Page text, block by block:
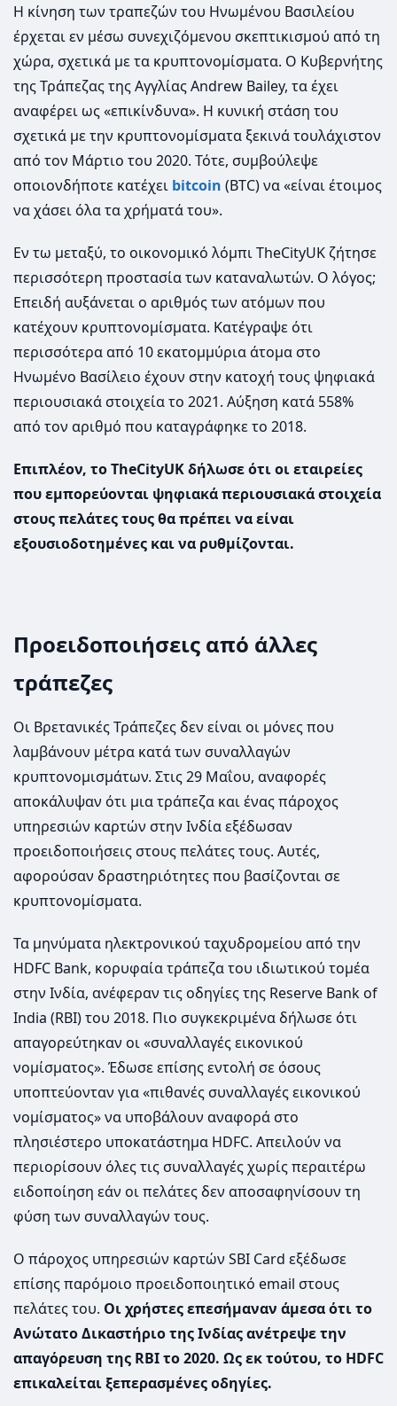
Η κίνηση των τραπεζών του Ηνωμένου Βασιλείου
έρχεται εν μέσω συνεχιζόμενου σκεπτικισμού από τη
χώρα, σχετικά με τα κρυπτονομίσματα. Ο Κυβερνήτης
της Τράπεζας της Αγγλίας Andrew Bailey, τα έχει
αναφέρει ως «επικίνδυνα». Η κυνική στάση του
σχετικά με την κρυπτονομίσματα ξεκινά τουλάχιστον
από τον Μάρτιο του 2020. Τότε, συμβούλεψε
οποιονδήποτε κατέχει bitcoin (BTC) να «είναι έτοιμος
να χάσει όλα τα χρήματά του».
Εν τω μεταξύ, το οικονομικό λόμπι TheCityUK ζήτησε
περισσότερη προστασία των καταναλωτών. Ο λόγος;
Επειδή αυξάνεται ο αριθμός των ατόμων που
κατέχουν κρυπτονομίσματα. Κατέγραψε ότι
περισσότερα από 10 εκατομμύρια άτομα στο
Ηνωμένο Βασίλειο έχουν στην κατοχή τους ψηφιακά
περιουσιακά στοιχεία το 2021. Αύξηση κατά 558%
από τον αριθμό που καταγράφηκε το 2018.
Επιπλέον, το TheCityUK δήλωσε ότι οι εταιρείες
που εμπορεύονται ψηφιακά περιουσιακά στοιχεία
στους πελάτες τους θα πρέπει να είναι
εξουσιοδοτημένες και να ρυθμίζονται.
Προειδοποιήσεις από άλλες
τράπεζες
Οι Βρετανικές Τράπεζες δεν είναι οι μόνες που
λαμβάνουν μέτρα κατά των συναλλαγών
κρυπτονομισμάτων. Στις 29 Μαΐου, αναφορές
αποκάλυψαν ότι μια τράπεζα και ένας πάροχος
υπηρεσιών καρτών στην Ινδία εξέδωσαν
προειδοποιήσεις στους πελάτες τους. Αυτές,
αφορούσαν δραστηριότητες που βασίζονται σε
κρυπτονομίσματα.
Τα μηνύματα ηλεκτρονικού ταχυδρομείου από την
HDFC Bank, κορυφαία τράπεζα του ιδιωτικού τομέα
στην Ινδία, ανέφεραν τις οδηγίες της Reserve Bank of
India (RBI) του 2018. Πιο συγκεκριμένα δήλωσε ότι
απαγορεύτηκαν οι «συναλλαγές εικονικού
νομίσματος». Έδωσε επίσης εντολή σε όσους
υποπτεύονταν για «πιθανές συναλλαγές εικονικού
νομίσματος» να υποβάλουν αναφορά στο
πλησιέστερο υποκατάστημα HDFC. Απειλούν να
περιορίσουν όλες τις συναλλαγές χωρίς περαιτέρω
ειδοποίηση εάν οι πελάτες δεν αποσαφηνίσουν τη
φύση των συναλλαγών τους.
Ο πάροχος υπηρεσιών καρτών SBI Card εξέδωσε
επίσης παρόμοιο προειδοποιητικό email στους
πελάτες του. Οι χρήστες επεσήμαναν άμεσα ότι το
Ανώτατο Δικαστήριο της Ινδίας ανέτρεψε την
απαγόρευση της RBI το 2020. Ως εκ τούτου, το HDFC
επικαλείται ξεπερασμένες οδηγίες.